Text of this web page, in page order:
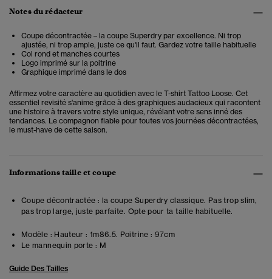
Notes du rédacteur
Coupe décontractée – la coupe Superdry par excellence. Ni trop
ajustée, ni trop ample, juste ce qu'il faut. Gardez votre taille habituelle
Col rond et manches courtes
Logo imprimé sur la poitrine
Graphique imprimé dans le dos
Affirmez votre caractère au quotidien avec le T-shirt Tattoo Loose. Cet
essentiel revisité s'anime grâce à des graphiques audacieux qui racontent
une histoire à travers votre style unique, révélant votre sens inné des
tendances. Le compagnon fiable pour toutes vos journées décontractées,
le must-have de cette saison.
Informations taille et coupe
Coupe décontractée : la coupe Superdry classique. Pas trop slim,
pas trop large, juste parfaite. Opte pour ta taille habituelle.
Modèle : Hauteur : 1m86.5. Poitrine : 97cm
Le mannequin porte : M
Guide Des Tailles